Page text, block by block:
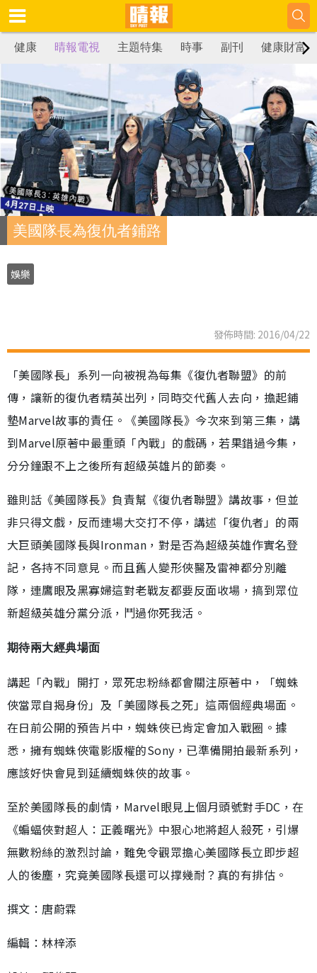
健康 晴報電視 主題特集 時事 副刊 健康財富
美國隊長為復仇者鋪路
娛樂
發佈時間: 2016/04/22
「美國隊長」系列一向被視為每集《復仇者聯盟》的前
傳，讓新的復仇者精英出列，同時交代舊人去向，擔起鋪
墊Marvel故事的責任。《美國隊長》今次來到第三集，講
到Marvel原著中最重頭「內戰」的戲碼，若果錯過今集，
分分鐘跟不上之後所有超級英雄片的節奏。
雖則話《美國隊長》負責幫《復仇者聯盟》講故事，但並
非只得文戲，反而連場大交打不停，講述「復仇者」的兩
大巨頭美國隊長與Ironman，對是否為超級英雄作實名登
記，各持不同意見。而且舊人變形俠醫及雷神都分別離
隊，連鷹眼及黑寡婦這對老戰友都要反面收場，搞到眾位
新超級英雄分黨分派，鬥過你死我活。
期待兩大經典場面
講起「內戰」開打，眾死忠粉絲都會關注原著中，「蜘蛛
俠當眾自揭身份」及「美國隊長之死」這兩個經典場面。
在日前公開的預告片中，蜘蛛俠已肯定會加入戰圈。據
悉，擁有蜘蛛俠電影版權的Sony，已準備開拍最新系列，
應該好快會見到延續蜘蛛俠的故事。
至於美國隊長的劇情，Marvel眼見上個月頭號對手DC，在
《蝙蝠俠對超人：正義曙光》中狠心地將超人殺死，引爆
無數粉絲的激烈討論，難免令觀眾擔心美國隊長立即步超
人的後塵，究竟美國隊長還可以撑幾耐？真的有排估。
撰文：唐蔚霖
編輯：林梓添